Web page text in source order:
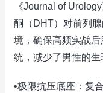
《Journal of
酮（DHT）对前列
境，确保高频实战
统，减少了男性的生
•极限抗压底座：复